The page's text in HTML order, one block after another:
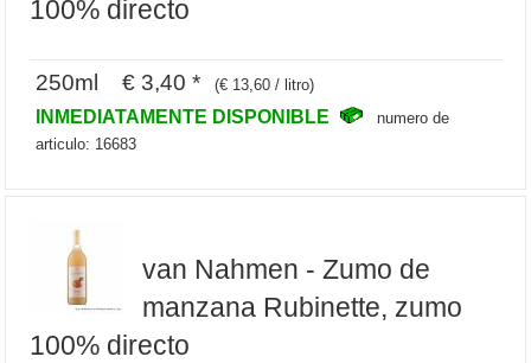
100% directo
250ml € 3,40 * (€ 13,60 / litro)
INMEDIATAMENTE DISPONIBLE
numero de
articulo: 16683
van Nahmen - Zumo de
manzana Rubinette, zumo
100% directo